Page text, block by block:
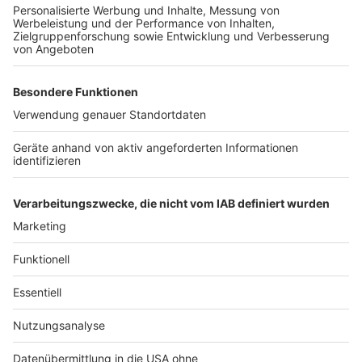
Weißglut treiben. Bahnstreiks. Plötzlicher Schneefall.
Eiskratzen am frühen Morgen. Leute, die nicht
Autofahren können. Menschen, die seltsame Wörter
Gesicht bis zum Bauchnabel ziehen oder ihren Kopf
gegen die Wand hauen wollen, geht in eben diesem
Kopf von Laura Potting ein Karussell los. Irgendwo
zwischen wirren Gedanken und scharfer
Alltagsbeobachtung. Ein bisschen ausgeflippt,
Anzeige